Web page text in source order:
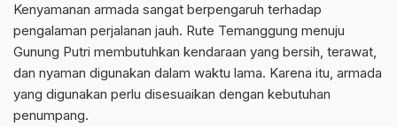
Kenyamanan armada sangat berpengaruh terhadap
pengalaman perjalanan jauh. Rute Temanggung menuju
Gunung Putri membutuhkan kendaraan yang bersih, terawat,
dan nyaman digunakan dalam waktu lama. Karena itu, armada
yang digunakan perlu disesuaikan dengan kebutuhan
penumpang.